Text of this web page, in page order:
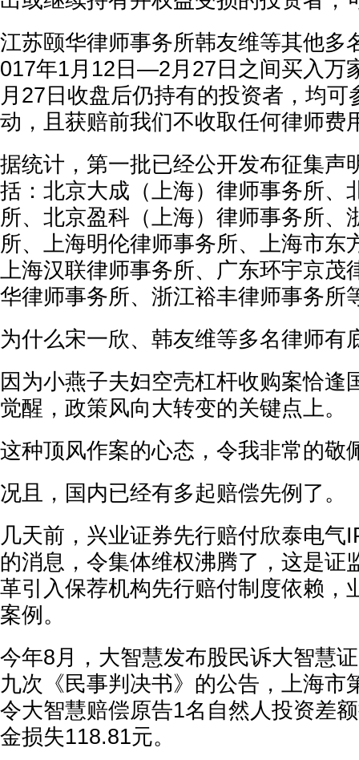
江苏颐华律师事务所韩友维等其他多
017年1月12日—2月27日之间买入万
月27日收盘后仍持有的投资者，均可
动，且获赔前我们不收取任何律师费
据统计，第一批已经公开发布征集声
括：北京大成（上海）律师事务所、
所、北京盈科（上海）律师事务所、
所、上海明伦律师事务所、上海市东
上海汉联律师事务所、广东环宇京茂
华律师事务所、浙江裕丰律师事务所
为什么宋一欣、韩友维等多名律师有
因为小燕子夫妇空壳杠杆收购案恰逢
觉醒，政策风向大转变的关键点上。
这种顶风作案的心态，令我非常的敬
况且，国内已经有多起赔偿先例了。
几天前，兴业证券先行赔付欣泰电气
的消息，令集体维权沸腾了，这是证
革引入保荐机构先行赔付制度依赖，
案例。
今年8月，大智慧发布股民诉大智慧
九次《民事判决书》的公告，上海市
令大智慧赔偿原告1名自然人投资差
金损失118.81元。